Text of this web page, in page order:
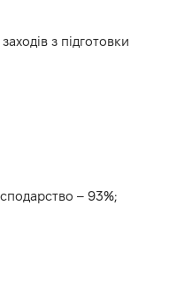
з підготовки
– 93%;